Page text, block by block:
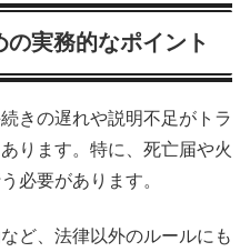
の実務的なポイント
きの遅れや説明不足がトラ
ります。特に、死亡届や火
必要があります。
ど、法律以外のルールにも